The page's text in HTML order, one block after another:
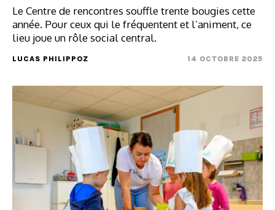
Le Centre de rencontres souffle trente bougies cette
année. Pour ceux qui le fréquentent et l’animent, ce
lieu joue un rôle social central.
LUCAS PHILIPPOZ 14 OCTOBRE 2025